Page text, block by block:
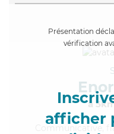
Présentation
vérification
afficher
à
,